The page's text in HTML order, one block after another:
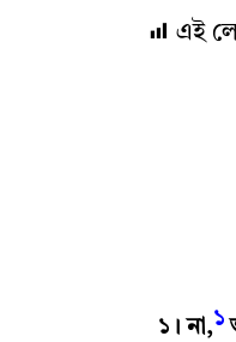
এই
১ । না,১